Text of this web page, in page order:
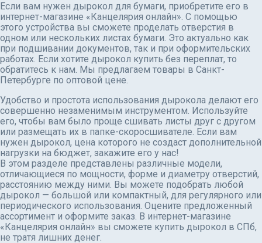
Если вам нужен дырокол для бумаги, приобретите его в
интернет-магазине «Канцелярия онлайн». С помощью
этого устройства вы сможете проделать отверстия в
одном или нескольких листах бумаги. Это актуально как
при подшивании документов, так и при оформительских
работах. Если хотите дырокол купить без переплат, то
обратитесь к нам. Мы предлагаем товары в Санкт-
Петербурге по оптовой цене.
Удобство и простота использования дырокола делают его
совершенно незаменимым инструментом. Используйте
его, чтобы вам было проще сшивать листы друг с другом
или размещать их в папке-скоросшивателе. Если вам
нужен дырокол, цена которого не создаст дополнительной
нагрузки на бюджет, закажите его у нас!
В этом разделе представлены различные модели,
отличающиеся по мощности, форме и диаметру отверстий,
расстоянию между ними. Вы можете подобрать любой
дырокол — большой или компактный, для регулярного или
периодического использования. Оцените предложенный
ассортимент и оформите заказ. В интернет-магазине
«Канцелярия онлайн» вы сможете купить дырокол в СПб,
не тратя лишних денег.